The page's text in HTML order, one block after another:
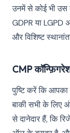
उनमें से कोई भी उस
GDPR या LGPD
और विशिष्ट
CMP
पुष्टि करें कि
बाकी सभी के लिए
से दानेदार हैं, कि